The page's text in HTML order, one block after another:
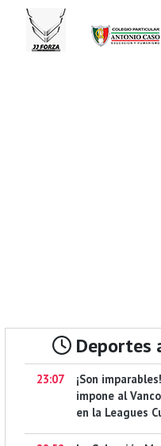
Deportes
23:07
¡Son
impone al
en la Leagues